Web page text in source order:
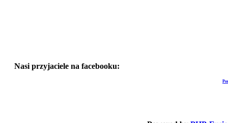
Nasi przyjaciele na facebooku: